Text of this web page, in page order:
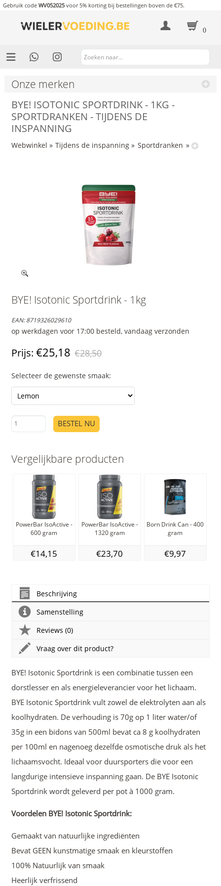
Gebruik code WV052025voor 5% korting bij bestellingen boven de €75.
0
Onze merken
BYE! ISOTONIC SPORTDRINK - 1KG -
SPORTDRANKEN - TIJDENS DE
INSPANNING
Webwinkel » Tijdens de inspanning » Sportdranken »
BYE! Isotonic Sportdrink - 1kg
EAN:8719326029610
op werkdagen voor 17:00 besteld, vandaag verzonden
Prijs: €25,18 €28,50
Selecteer de gewenste smaak:
BESTEL NU
Vergelijkbare producten
PowerBar IsoActive -
600 gram
€14,15
PowerBar IsoActive -
1320 gram
€23,70
Born Drink Can - 400
gram
€9,97
Beschrijving
Samenstelling
Reviews (0)
Vraag over dit product?
BYE! Isotonic Sportdrink is een combinatie tussen een
dorstlesser en als energieleverancier voor het lichaam.
BYE Isotonic Sportdrink vult zowel de elektrolyten aan als
koolhydraten. De verhouding is 70g op 1 liter water/of
35g in een bidons van 500ml bevat ca 8 g koolhydraten
per 100ml en nagenoeg dezelfde osmotische druk als het
lichaamsvocht. Ideaal voor duursporters die voor een
langdurige intensieve inspanning gaan. De BYE Isotonic
Sportdrink wordt geleverd per pot à 1000 gram.
Voordelen BYE! Isotonic Sportdrink:
Gemaakt van natuurlijke ingrediënten
Bevat GEEN kunstmatige smaak en kleurstoffen
100% Natuurlijk van smaak
Heerlijk verfrissend